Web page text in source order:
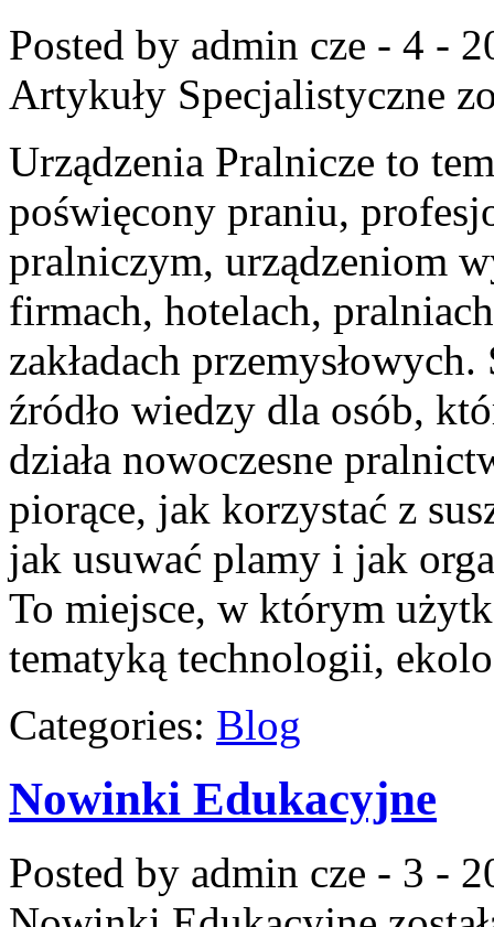
Posted by admin cze - 4 -
Artykuły Specjalistyczne
Urządzenia Pralnicze to
poświęcony praniu,
pralniczym, urządzeniom
firmach, hotelach,
zakładach
źródło wiedzy dla osób,
działa nowoczesne
piorące, jak korzystać z
jak usuwać plamy i jak
To miejsce, w którym
tematyką technologii,
Categories: Blog
Nowinki Edukacyjne
Posted by admin cze - 3 -